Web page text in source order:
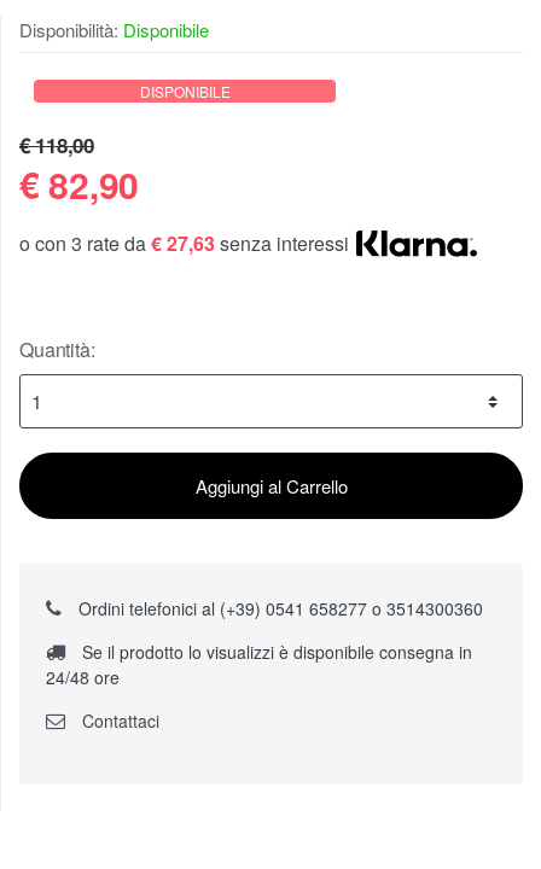
Disponibilità: Disponibile
DISPONIBILE
€ 118,00
€82,90
o con 3 rate da€ 27,63senza interessi
Quantità:
Aggiungi al Carrello
Ordini telefonici al (+39) 0541 658277 o 3514300360
Se il prodotto lo visualizzi è disponibile consegna in
24/48 ore
Contattaci